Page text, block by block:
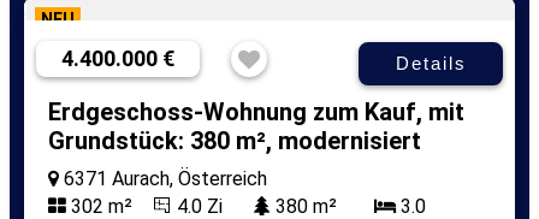
NEU
4.400.000 € Details
Erdgeschoss-Wohnung zum Kauf, mit
Grundstück: 380 m², modernisiert
6371 Aurach, Österreich
302 m²
4.0 Zi 380 m²
3.0